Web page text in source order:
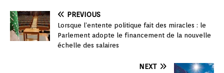
PREVIOUS
Lorsque l’entente politique fait des miracles : le
Parlement adopte le financement de la nouvelle
échelle des salaires
NEXT